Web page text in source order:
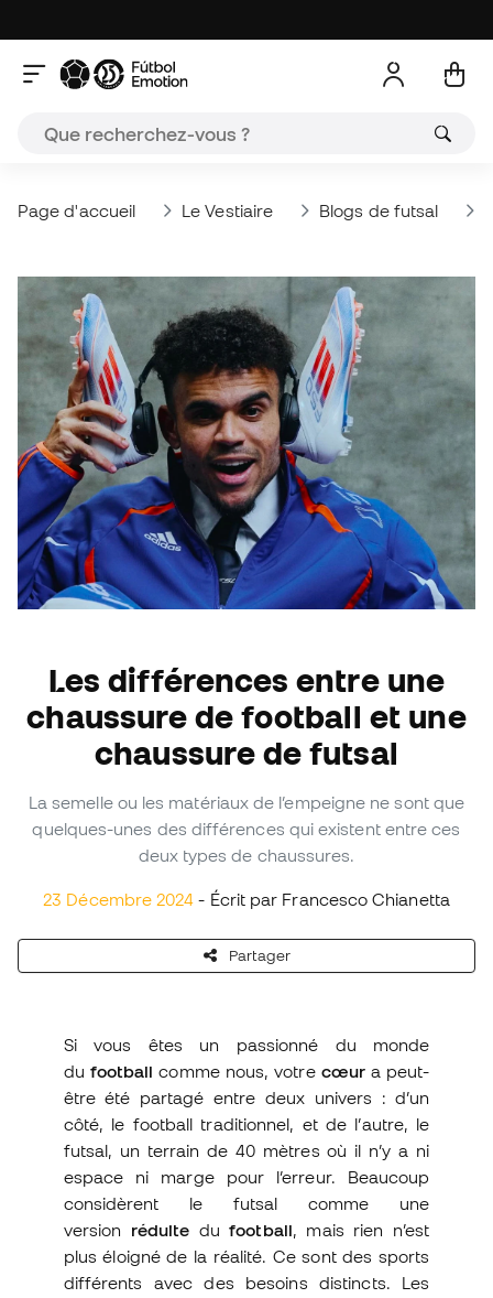
Page d'accueil Le Vestiaire Blogs de futsal
Les différences entre une
chaussure de football et une
chaussure de futsal
La semelle ou les matériaux de l’empeigne ne sont que
quelques-unes des différences qui existent entre ces
deux types de chaussures.
23 Décembre 2024- Écrit par Francesco Chianetta
Partager
Si vous êtes un passionné du monde
du football comme nous, votrecœura peut-
être été partagé entre deux univers : d’un
côté, le football traditionnel, et de l’autre, le
futsal, un terrain de 40 mètres où il n’y a ni
espace ni marge pour l’erreur. Beaucoup
considèrent le futsal comme une
version réduite dufootball, mais rien n’est
plus éloigné de la réalité. Ce sont des sports
différents avec des besoins distincts. Les